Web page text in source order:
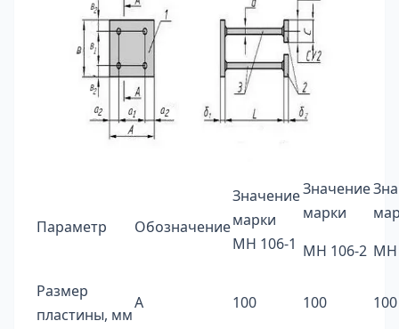
Параметр Обозначение
Значение
марки
МН 106-1
Значение
марки
МН 106-2 МН
Размер
пластины, мм
А 100 100
100